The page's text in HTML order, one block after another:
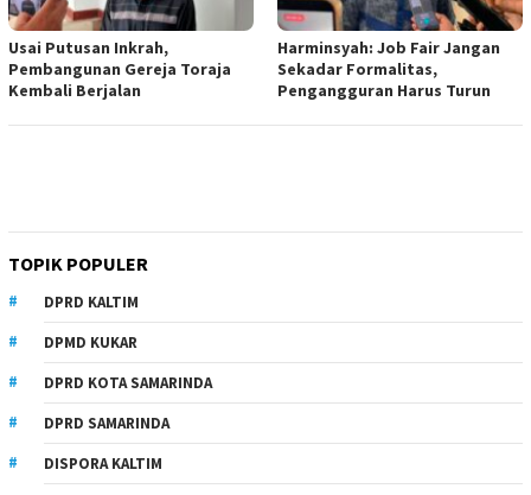
Usai Putusan Inkrah,
Pembangunan Gereja Toraja
Kembali Berjalan
Harminsyah: Job Fair Jangan
Sekadar Formalitas,
Pengangguran Harus Turun
TOPIK POPULER
DPRD KALTIM
DPMD KUKAR
DPRD KOTA SAMARINDA
DPRD SAMARINDA
DISPORA KALTIM